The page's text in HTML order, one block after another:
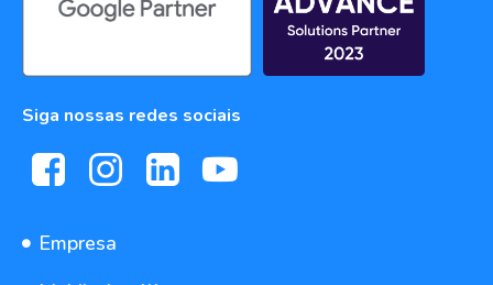
Siga nossas redes sociais
Empresa